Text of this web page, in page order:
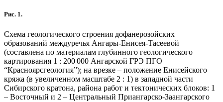
Рис. 1.
Схема геологического строения дофанерозойских
образований междуречья Ангары-Енисея-Тасеевой
(составлена по материалам глубинного геологического
картирования 1 : 200 000 Ангарской ГРЭ ПГО
“Красноярсгеология”); на врезке – положение Енисейского
кряжа (в увеличенном масштабе 2 : 1) в западной части
Сибирского кратона, района работ и тектонических блоков: 1
– Восточный и 2 – Центральный Приангарско-Заангарского